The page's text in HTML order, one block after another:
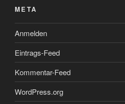
META
Anmelden
Eintrags-Feed
Kommentar-Feed
WordPress.org